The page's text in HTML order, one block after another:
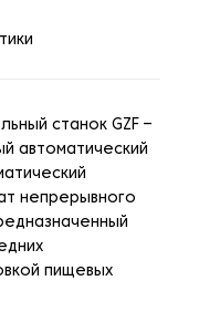
станок GZF –
автоматический
непрерывного
пищевых